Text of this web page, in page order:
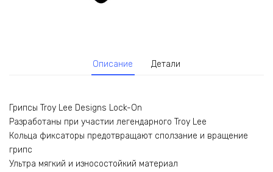
Описание Детали
Грипсы Troy Lee Designs Lock-On
Разработаны при участии легендарного Troy Lee
Кольца фиксаторы предотвращают сползание и вращение
грипс
Ультра мягкий и износостойкий материал